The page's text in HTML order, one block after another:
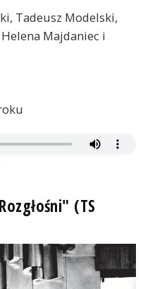
Tadeusz Modelski,
Majdaniec i
(TS